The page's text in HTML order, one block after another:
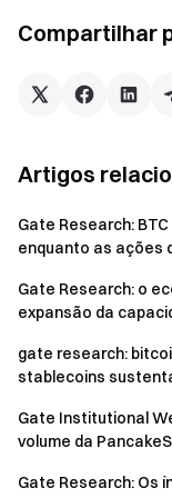
Gate Researché
aprofundado aos
informações de
Investir em
pesquisa e
investimento.Gate
danos decorrentes
Equipe Gate
Compartilhar
Artigos
Gate Research:
enquanto as ações
Gate Research: o
expansão da
gate research:
stablecoins
Gate Institutional
volume da
Gate Research: Os